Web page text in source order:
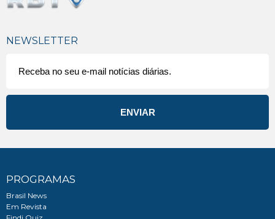
NEWSLETTER
PROGRAMAS
Brasil News
Em Revista